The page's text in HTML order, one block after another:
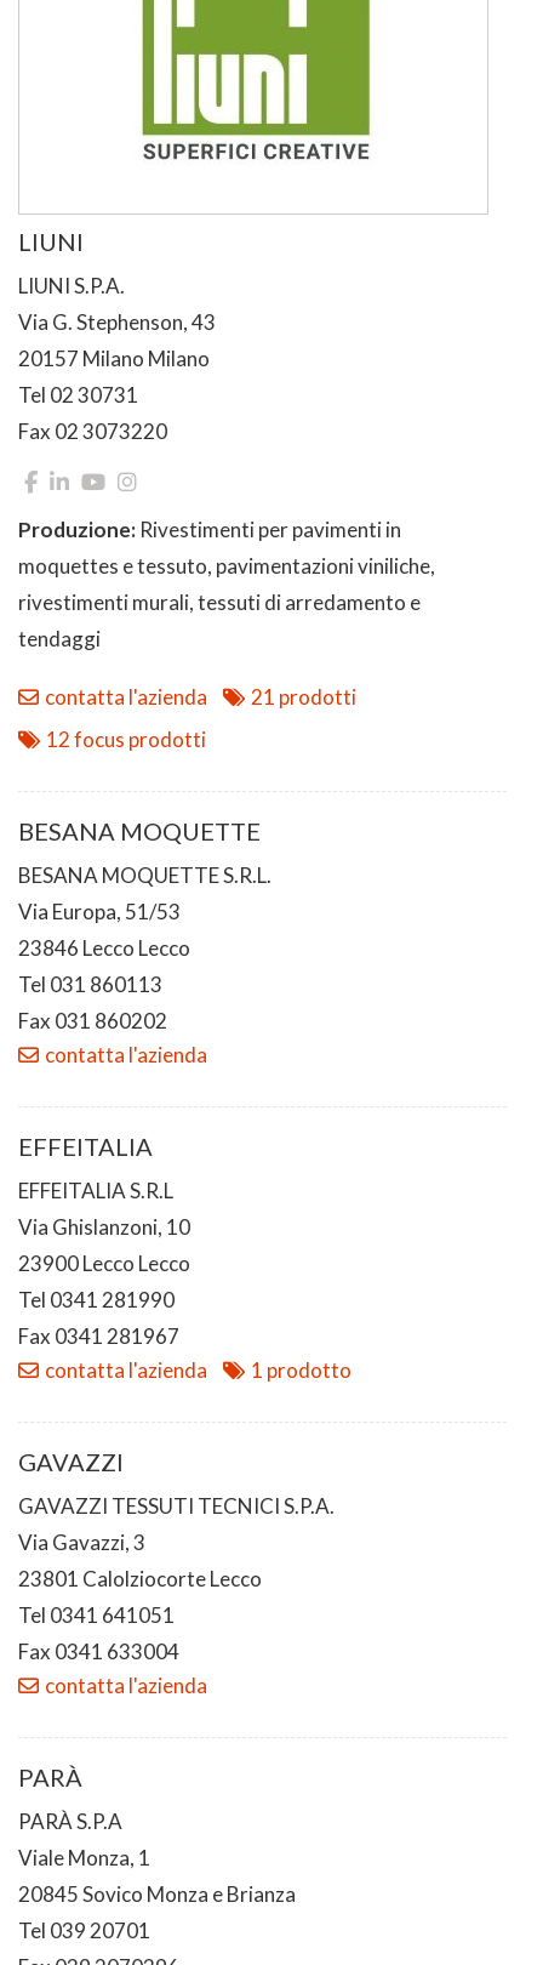
LIUNI
LIUNI S.P.A.
Via G. Stephenson, 43
20157 Milano Milano
Tel 02 30731
Fax 02 3073220
Produzione: Rivestimenti per pavimenti in
moquettes e tessuto, pavimentazioni viniliche,
rivestimenti murali, tessuti di arredamento e
tendaggi
contatta l'azienda
21 prodotti
12 focus prodotti
BESANA MOQUETTE
BESANA MOQUETTE S.R.L.
Via Europa, 51/53
23846 Lecco Lecco
Tel 031 860113
Fax 031 860202
contatta l'azienda
EFFEITALIA
EFFEITALIA S.R.L
Via Ghislanzoni, 10
23900 Lecco Lecco
Tel 0341 281990
Fax 0341 281967
contatta l'azienda
1 prodotto
GAVAZZI
GAVAZZI TESSUTI TECNICI S.P.A.
Via Gavazzi, 3
23801 Calolziocorte Lecco
Tel 0341 641051
Fax 0341 633004
contatta l'azienda
PARÀ
PARÀ S.P.A
Viale Monza, 1
20845 Sovico Monza e Brianza
Tel 039 20701